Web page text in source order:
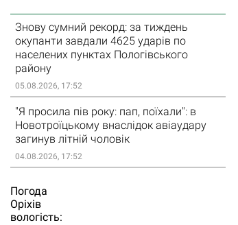
Знову сумний рекорд: за тиждень
окупанти завдали 4625 ударів по
населених пунктах Пологівського
району
05.08.2026, 17:52
"Я просила пів року: пап, поїхали": в
Новотроїцькому внаслідок авіаудару
загинув літній чоловік
04.08.2026, 17:52
Погода
Орiхiв
вологість: